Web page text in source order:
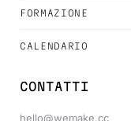
FORMAZIONE
CALENDARIO
CONTATTI
hello@wemake.cc